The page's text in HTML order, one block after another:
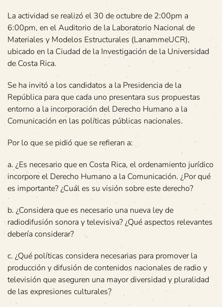
La actividad se realizó el 30 de octubre de 2:00pm a
6:00pm, en el Auditorio de la Laboratorio Nacional de
Materiales y Modelos Estructurales (LanammeUCR),
ubicado en la Ciudad de la Investigación de la Universidad
de Costa Rica.
Se ha invitó a los candidatos a la Presidencia de la
República para que cada uno presentara sus propuestas
entorno a la incorporación del Derecho Humano a la
Comunicación en las políticas públicas nacionales.
Por lo que se pidió que se refieran a:
a. ¿Es necesario que en Costa Rica, el ordenamiento jurídico
incorpore el Derecho Humano a la Comunicación. ¿Por qué
es importante? ¿Cuál es su visión sobre este derecho?
b. ¿Considera que es necesario una nueva ley de
radiodifusión sonora y televisiva? ¿Qué aspectos relevantes
debería considerar?
c. ¿Qué políticas considera necesarias para promover la
producción y difusión de contenidos nacionales de radio y
televisión que aseguren una mayor diversidad y pluralidad
de las expresiones culturales?